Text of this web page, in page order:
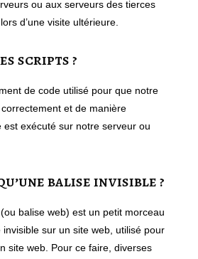
ou aux serveurs des tierces
d’une visite ultérieure.
scripts ?
de code utilisé pour que notre
et de manière
est exécuté sur notre serveur ou
balise invisible ?
balise web) est un petit morceau
invisible sur un site web, utilisé pour
site web. Pour ce faire, diverses